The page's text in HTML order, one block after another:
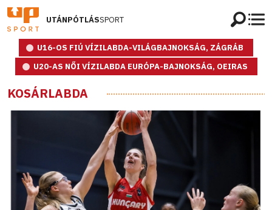
UTÁNPÓTLÁSSPORT
U16-OS FIÚ VÍZILABDA-VILÁGBAJNOKSÁG, ZÁGRÁB
U20-AS NŐI VÍZILABDA EURÓPA-BAJNOKSÁG, OEIRAS
KOSÁRLABDA